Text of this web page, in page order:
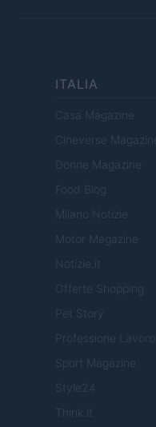
ITALIA
Casa Magazine
Cineverse Magazine
Donne Magazine
Food Blog
Milano Notizie
Motor Magazine
Notizie.it
Offerte Shopping
Pet Story
Professione Lavoro
Sport Magazine
Style24
Think.it